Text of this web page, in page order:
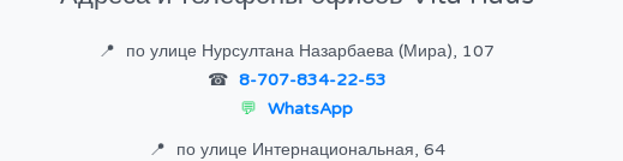
по улице Нурсултана Назарбаева (Мира), 107
8-707-834-22-53
WhatsApp
по улице Интернациональная, 64